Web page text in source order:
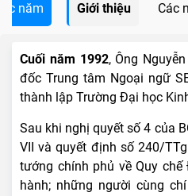
năm Giới thiệu Các
Cuối năm 1992, Ông
đốc Trung tâm Ngoại ngữ
thành lập Trường Đại học
Sau khi nghị quyết số 4 của
VII và quyết định số 240/
tướng chính phủ về Quy
hành; những người cùng